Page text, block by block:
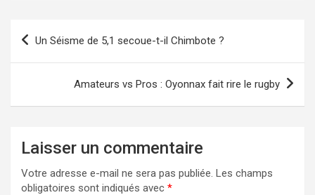
Navigation
Un Séisme de 5,1 secoue-t-il Chimbote ?
Amateurs vs Pros : Oyonnax fait rire le rugby
Laisser un commentaire
Votre adresse e-mail ne sera pas publiée. Les champs
obligatoires sont indiqués avec *